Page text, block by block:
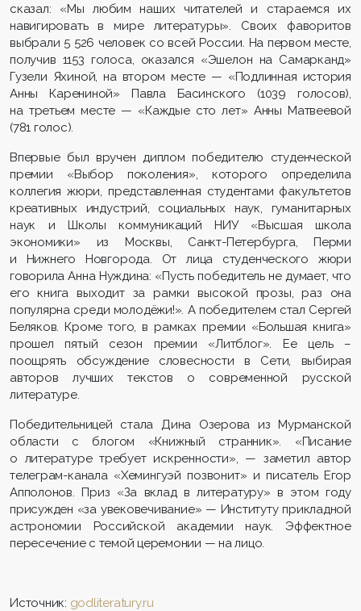
сказал: «Мы любим наших читателей и стараемся их
навигировать в мире литературы». Своих фаворитов
выбрали 5 526 человек со всей России. На первом месте,
получив 1153 голоса, оказался «Эшелон на Самарканд»
Гузели Яхиной, на втором месте — «Подлинная история
Анны Карениной» Павла Басинского (1039 голосов),
на третьем месте — «Каждые сто лет» Анны Матвеевой
(781 голос).
Впервые был вручен диплом победителю студенческой
премии «Выбор поколения», которого определила
коллегия жюри, представленная студентами факультетов
креативных индустрий, социальных наук, гуманитарных
наук и Школы коммуникаций НИУ «Высшая школа
экономики» из Москвы, Санкт-Петербурга, Перми
и Нижнего Новгорода. От лица студенческого жюри
говорила Анна Нуждина: «Пусть победитель не думает, что
его книга выходит за рамки высокой прозы, раз она
популярна среди молодёжи!». А победителем стал Сергей
Беляков. Кроме того, в рамках премии «Большая книга»
прошел пятый сезон премии «Литблог». Ее цель –
поощрять обсуждение словесности в Сети, выбирая
авторов лучших текстов о современной русской
литературе.
Победительницей стала Дина Озерова из Мурманской
области с блогом «Книжный странник». «Писание
о литературе требует искренности», — заметил автор
телеграм-канала «Хемингуэй позвонит» и писатель Егор
Апполонов. Приз «За вклад в литературу» в этом году
присужден «за увековечивание» — Институту прикладной
астрономии Российской академии наук. Эффектное
пересечение с темой церемонии — на лицо.
Источник: godliteratury.ru